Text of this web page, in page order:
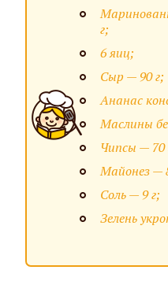
г;
6 яиц;
Сыр — 90 г;
Ананас
Маслины
Чипсы — 70
Майонез —
Соль — 9 г;
Зелень